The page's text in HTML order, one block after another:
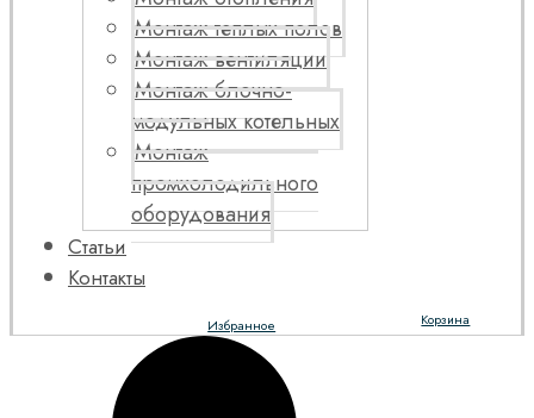
Монтаж теплых полов
Монтаж вентиляции
Монтаж блочно-
модульных котельных
Монтаж
промхолодильного
оборудования
Статьи
Контакты
Корзина
Избранное